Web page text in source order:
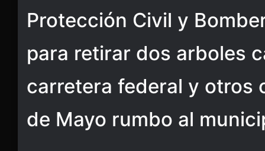
Protección Civil y
para retirar dos arboles
carretera federal y otros
de Mayo rumbo al